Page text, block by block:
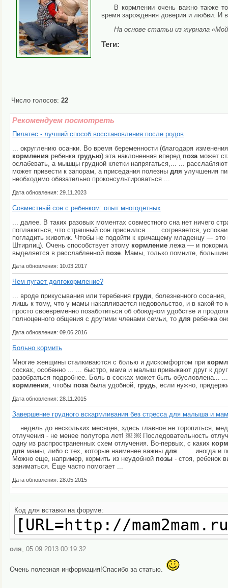
В кормлении очень важно также
время зарождения доверия и любви. И
На основе статьи из журнала
Теги:
Число голосов: 22
Рекомендуем посмотреть
Пилатес - лучший способ восстановления после родов
... округлению осанки. Во время беременности (благодаря
кормления ребенка грудью) эта наклоненная вперед поза может
ослабевать, а мышцы грудной клетки напрягаться,... ...
может привести к запорам, а приседания полезны для улучшения
необходимо обязательно проконсультироваться ...
Дата обновления: 29.11.2023
Совместный сон с ребенком: опыт многодетных
... далее. В таких разовых моментах совместного сна нет ничего
поплакаться, что страшный сон приснился... ... согревается,
погладить животик. Чтобы не подойти к кричащему младенцу —
Штирлиц). Очень способствует этому кормление лежа — и
выделяется в расслабленной позе . Мамы, только помните,
Дата обновления: 10.03.2017
Чем пугает долгокормление?
... вроде прикусывания или теребения груди, болезненного сосания,
лишь к тому, что у мамы накапливается недовольство, и в какой-
просто своевременно позаботиться об обоюдном удобстве и
полноценного общения с другими членами семьи, то для ребенка
Дата обновления: 09.06.2016
Больно кормить
Многие женщины сталкиваются с болью и дискомфортом при
сосках, особенно ... ... быстро, мама и малыш привыкают друг к
разобраться подробнее. Боль в сосках может быть обусловлена...
кормления , чтобы поза была удобной, грудь , если нужно,
Дата обновления: 28.11.2015
Завершение грудного вскармливания без стресса для малыша и
... недель до нескольких месяцев, здесь главное не торопиться,
отлучения - не менее полутора лет! ￼ ￼ Последовательность
одну из распространенных схем отлучения. Во-первых, с каких
для мамы, либо с тех, которые наименее важны для ... ... иногда и
Можно еще, например, кормить из неудобной позы - стоя, ребенок
заниматься. Еще часто помогает ...
Дата обновления: 28.05.2015
Код для вставки на форуме:
оля, 05.09.2013 00:19:32
Очень полезная информация!Спасибо за статью.